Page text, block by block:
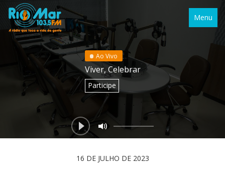
Menu
Ao Vivo
Viver, Celebrar
Participe
16 DE JULHO DE 2023